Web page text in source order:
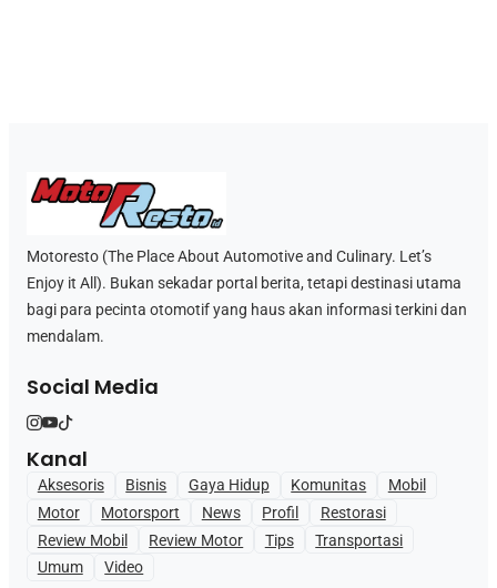
Motoresto (The Place About Automotive and Culinary. Let’s
Enjoy it All). Bukan sekadar portal berita, tetapi destinasi utama
bagi para pecinta otomotif yang haus akan informasi terkini dan
mendalam.
Social Media
Kanal
Aksesoris Bisnis Gaya Hidup Komunitas
Mobil
Motor
Motorsport News Profil
Restorasi
Review Mobil
Review Motor Tips
Transportasi
Umum
Video